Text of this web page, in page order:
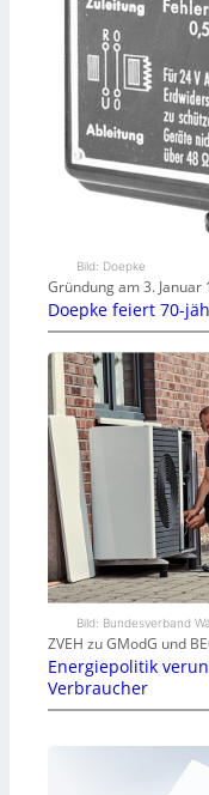
Bild: Doepke
Gründung am 3. Januar
Doepke feiert 70-
Bild: Bundesverband
ZVEH zu GModG und
Energiepolitik
Verbraucher